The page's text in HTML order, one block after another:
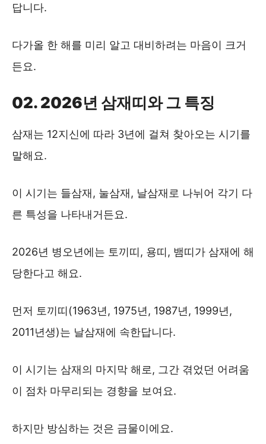
답니다.
다가올 한 해를 미리 알고 대비하려는 마음이 크거
든요.
02. 2026년 삼재띠와 그 특징
삼재는 12지신에 따라 3년에 걸쳐 찾아오는 시기를
말해요.
이 시기는 들삼재, 눌삼재, 날삼재로 나뉘어 각기 다
른 특성을 나타내거든요.
2026년 병오년에는 토끼띠, 용띠, 뱀띠가 삼재에 해
당한다고 해요.
먼저 토끼띠(1963년, 1975년, 1987년, 1999년,
2011년생)는 날삼재에 속한답니다.
이 시기는 삼재의 마지막 해로, 그간 겪었던 어려움
이 점차 마무리되는 경향을 보여요.
하지만 방심하는 것은 금물이에요.